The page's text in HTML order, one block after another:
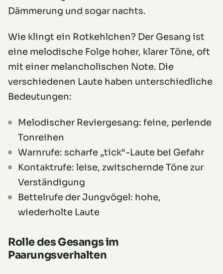
Dämmerung und sogar nachts.
Wie klingt ein Rotkehlchen? Der Gesang ist
eine melodische Folge hoher, klarer Töne, oft
mit einer melancholischen Note. Die
verschiedenen Laute haben unterschiedliche
Bedeutungen:
Melodischer Reviergesang: feine, perlende
Tonreihen
Warnrufe: scharfe „tick“-Laute bei Gefahr
Kontaktrufe: leise, zwitschernde Töne zur
Verständigung
Bettelrufe der Jungvögel: hohe,
wiederholte Laute
Rolle des Gesangs im
Paarungsverhalten